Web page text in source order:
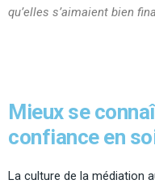
qu’elles s’aimaient bien
Mieux se
confiance en
La culture de la médiation